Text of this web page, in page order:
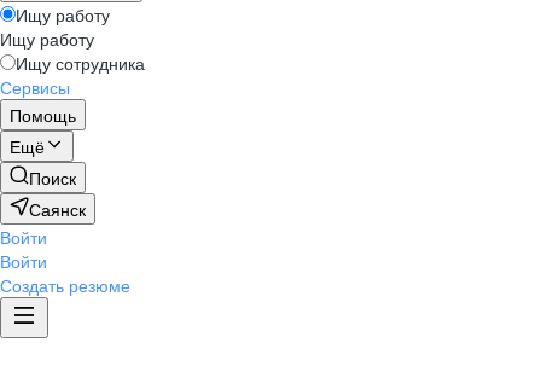
Ищу работу
Ищу работу
Ищу сотрудника
Сервисы
Помощь
Ещё
Поиск
Саянск
Войти
Войти
Создать резюме